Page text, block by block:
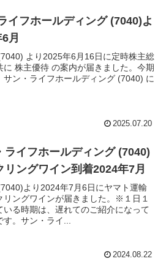
イフホールディング (7040)よ
月
より2025年6月16日に定時株主総
株主優待 の案内が届きました。今期
ン・ライフホールディング (7040) に
2025.07.20
イフホールディング (7040)
ングワイン到着2024年7月
より2024年7月6日にヤマト運輸
ングワインが届きました。※１日１
る時期は、遅れてのご紹介になって
。サン・ライ...
2024.08.22